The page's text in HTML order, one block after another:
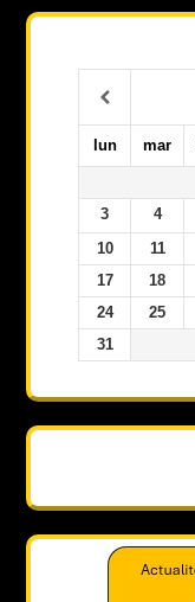
lun mar
3
4
10
11
17
18
24
25
31